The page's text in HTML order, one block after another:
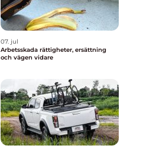
07. jul
Arbetsskada rättigheter, ersättning
och vägen vidare